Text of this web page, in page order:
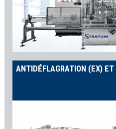
ANTIDÉFLAGRATION (EX) ET